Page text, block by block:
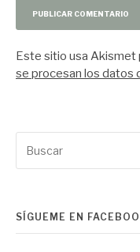
Este sitio usa Akismet
se procesan los datos
por:
SÍGUEME EN